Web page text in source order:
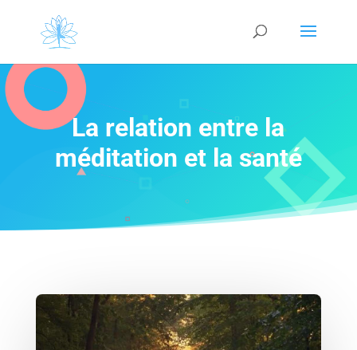
La relation entre la
méditation et la santé